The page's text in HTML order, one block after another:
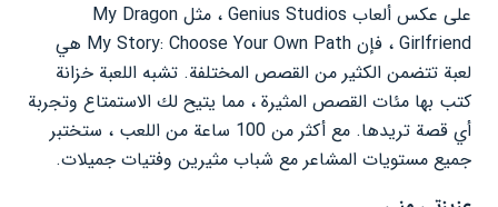
على عكس ألعاب Genius Studios ، مثل My Dragon
Girlfriend ، فإن My Story: Choose Your Own Path هي
لعبة تتضمن الكثير من القصص المختلفة. تشبه اللعبة خزانة
كتب بها مئات القصص المثيرة ، مما يتيح لك الاستمتاع وتجربة
أي قصة تريدها. مع أكثر من 100 ساعة من اللعب ، ستختبر
جميع مستويات المشاعر مع شباب مثيرين وفتيات جميلات.